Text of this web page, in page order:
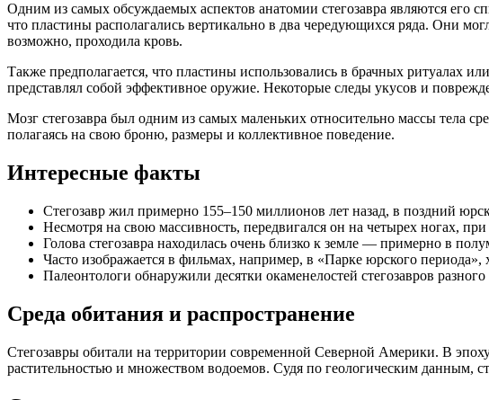
Одним из самых обсуждаемых аспектов анатомии стегозавра являются его
что пластины располагались вертикально в два чередующихся ряда. Они
возможно, проходила кровь.
Также предполагается, что пластины использовались в брачных ритуалах
представлял собой эффективное оружие. Некоторые следы укусов и
Мозг стегозавра был одним из самых маленьких относительно массы тела
полагаясь на свою броню, размеры и коллективное поведение.
Интересные факты
Стегозавр жил примерно 155–150 миллионов лет назад, в поздний
Несмотря на свою массивность, передвигался он на четырех ногах,
Голова стегозавра находилась очень близко к земле — примерно в
Часто изображается в фильмах, например, в «Парке юрского
Палеонтологи обнаружили десятки окаменелостей стегозавров
Среда обитания и распространение
Стегозавры обитали на территории современной Северной Америки. В
растительностью и множеством водоемов. Судя по геологическим данным,